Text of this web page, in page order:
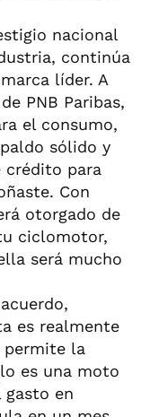
nacional
continúa
líder. A
PNB Paribas,
el consumo,
sólido y
crédito para
Con
otorgado de
ciclomotor,
será mucho
es realmente
permite la
es una moto
en